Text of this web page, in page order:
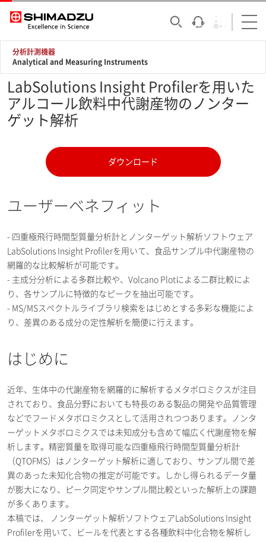
分析計測機器
Analytical and Measuring Instruments
LabSolutions Insight Profilerを用いた
アルコール飲料中代謝産物のノンター
ゲット解析
ダウンロード
ユーザーベネフィット
- 四重極飛行時間型質量分析計とノンターゲット解析ソフトウェア
LabSolutions Insight Profilerを用いて、食品サンプル中代謝産物の
網羅的な比較解析が可能です。
- 主成分分析による多群比較や、Volcano Plotによる二群比較によ
り、各サンプルに特徴的なピークを抽出可能です。
- MS/MSスペクトルライブラリ検索をはじめとする多彩な機能によ
り、差異のある成分の定性解析を簡便に行えます。
はじめに
近年、生体中の代謝産物を網羅的に解析するメタボロミクスが注目
されており、食品分野においても特長のある製品の開発や品質管理
などでフードメタボロミクスとして活用されつつあります。ノンタ
ーゲットメタボロミクスでは未知成分も含めて幅広く代謝産物を解
析します。精密質量を取得可能な四重極飛行時間型質量分析計
（QTOFMS）はノンターゲット解析に適しており、サンプル間で差
異のあった未知化合物の推定が可能です。しかし得られるデータ量
が膨大になり、ピーク同定やサンプル間比較といった解析上の課題
が多くあります。
本稿では、 ノンターゲット解析ソフトウェアLabSolutions Insight
Profilerを用いて、ビールを代表とする各種飲料中化合物を解析し